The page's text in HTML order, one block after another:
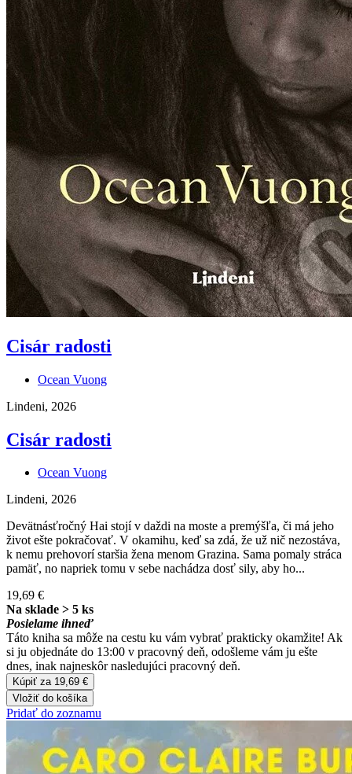
Cisár radosti
Ocean Vuong
Lindeni, 2026
Cisár radosti
Ocean Vuong
Lindeni, 2026
Devätnásťročný Hai stojí v daždi na moste a premýšľa, či má jeho
život ešte pokračovať. V okamihu, keď sa zdá, že už nič nezostáva,
k nemu prehovorí staršia žena menom Grazina. Sama pomaly stráca
pamäť, no napriek tomu v sebe nachádza dosť sily, aby ho...
19,69 €
Na sklade > 5 ks
Posielame ihneď
Táto kniha sa môže na cestu ku vám vybrať prakticky okamžite! Ak
si ju objednáte do 13:00 v pracovný deň, odošleme vám ju ešte
dnes, inak najneskôr nasledujúci pracovný deň.
Kúpiť za 19,69 €
Vložiť do košíka
Pridať do zoznamu